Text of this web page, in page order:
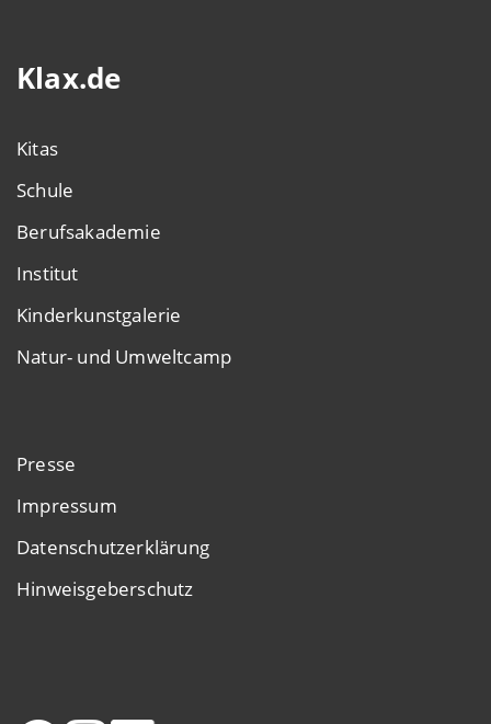
Klax.de
Kitas
Schule
Berufsakademie
Institut
Kinderkunstgalerie
Natur- und Umweltcamp
Presse
Impressum
Datenschutzerklärung
Hinweisgeberschutz